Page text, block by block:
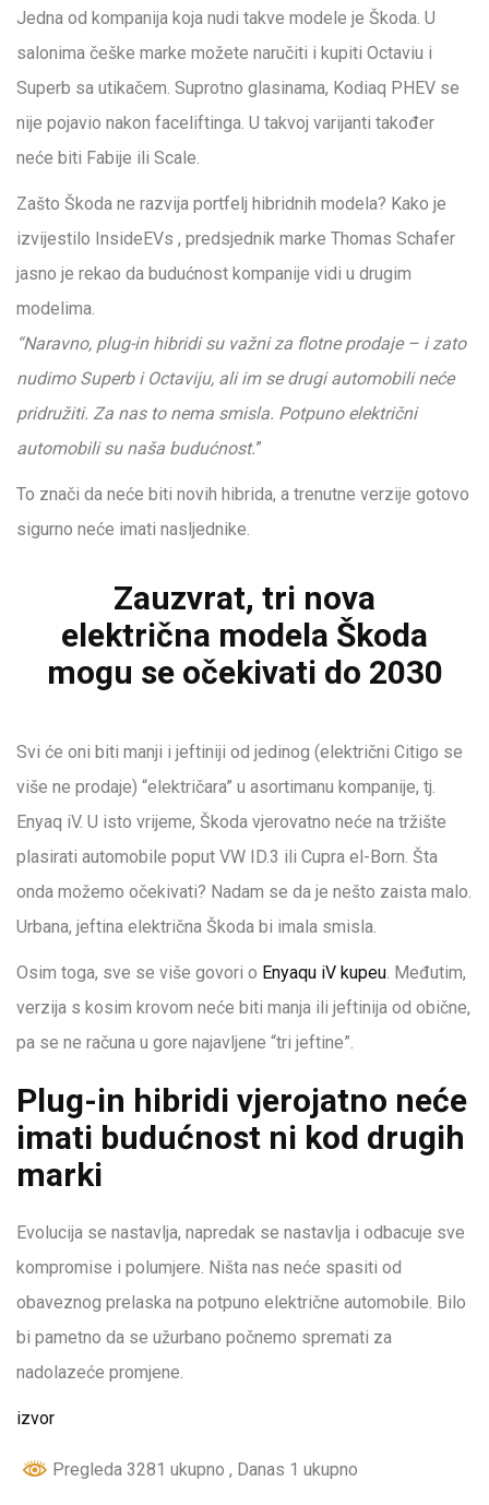
Jedna od kompanija koja nudi takve modele je Škoda. U
salonima češke marke možete naručiti i kupiti Octaviu i
Superb sa utikačem. Suprotno glasinama, Kodiaq PHEV se
nije pojavio nakon faceliftinga. U takvoj varijanti također
neće biti Fabije ili Scale.
Zašto Škoda ne razvija portfelj hibridnih modela? Kako je
izvijestilo InsideEVs , predsjednik marke Thomas Schafer
jasno je rekao da budućnost kompanije vidi u drugim
modelima.
“Naravno, plug-in hibridi su važni za flotne prodaje – i zato
nudimo Superb i Octaviju, ali im se drugi automobili neće
pridružiti. Za nas to nema smisla. Potpuno električni
automobili su naša budućnost.”
To znači da neće biti novih hibrida, a trenutne verzije gotovo
sigurno neće imati nasljednike.
Zauzvrat, tri nova
električna modela Škoda
mogu se očekivati ​​do 2030
Svi će oni biti manji i jeftiniji od jedinog (električni Citigo se
više ne prodaje) “električara” u asortimanu kompanije, tj.
Enyaq iV. U isto vrijeme, Škoda vjerovatno neće na tržište
plasirati automobile poput VW ID.3 ili Cupra el-Born. Šta
onda možemo očekivati? Nadam se da je nešto zaista malo.
Urbana, jeftina električna Škoda bi imala smisla.
Osim toga, sve se više govori o Enyaqu iV kupeu . Međutim,
verzija s kosim krovom neće biti manja ili jeftinija od obične,
pa se ne računa u gore najavljene “tri jeftine”.
Plug-in hibridi vjerojatno neće
imati budućnost ni kod drugih
marki
Evolucija se nastavlja, napredak se nastavlja i odbacuje sve
kompromise i polumjere. Ništa nas neće spasiti od
obaveznog prelaska na potpuno električne automobile. Bilo
bi pametno da se užurbano počnemo spremati za
nadolazeće promjene.
izvor
Pregleda 3281 ukupno , Danas 1 ukupno